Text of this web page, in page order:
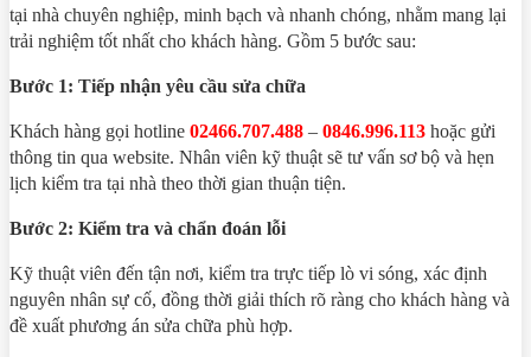
tại nhà chuyên nghiệp, minh bạch và nhanh chóng, nhằm mang lại
trải nghiệm tốt nhất cho khách hàng. Gồm 5 bước sau:
Bước 1: Tiếp nhận yêu cầu sửa chữa
Khách hàng gọi hotline 02466.707.488 – 0846.996.113 hoặc gửi
thông tin qua website. Nhân viên kỹ thuật sẽ tư vấn sơ bộ và hẹn
lịch kiểm tra tại nhà theo thời gian thuận tiện.
Bước 2: Kiểm tra và chẩn đoán lỗi
Kỹ thuật viên đến tận nơi, kiểm tra trực tiếp lò vi sóng, xác định
nguyên nhân sự cố, đồng thời giải thích rõ ràng cho khách hàng và
đề xuất phương án sửa chữa phù hợp.